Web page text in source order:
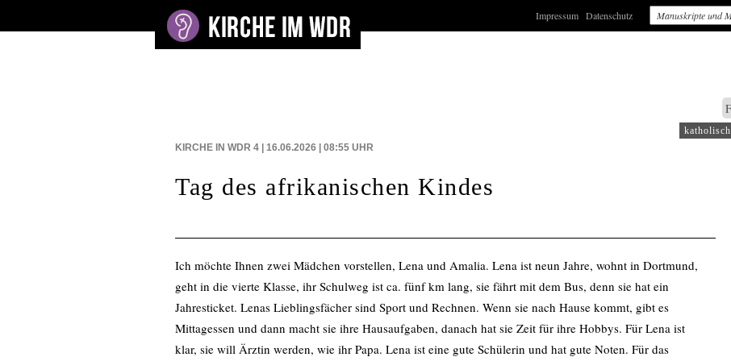
Impressum Datenschutz
katholisch
KIRCHE IN WDR 4 | 16.06.2026 | 08:55 UHR
Tag des afrikanischen Kindes
Ich möchte Ihnen zwei Mädchen vorstellen, Lena und Amalia. Lena ist neun Jahre, wohnt in Dortmund,
geht in die vierte Klasse, ihr Schulweg ist ca. fünf km lang, sie fährt mit dem Bus, denn sie hat ein
Jahresticket. Lenas Lieblingsfächer sind Sport und Rechnen. Wenn sie nach Hause kommt, gibt es
Mittagessen und dann macht sie ihre Hausaufgaben, danach hat sie Zeit für ihre Hobbys. Für Lena ist
klar, sie will Ärztin werden, wie ihr Papa. Lena ist eine gute Schülerin und hat gute Noten. Für das